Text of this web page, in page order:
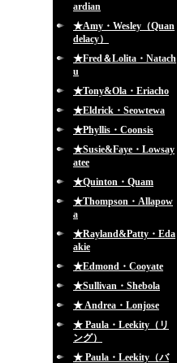
ardian
★Amy・Wesley（Quan
delacy）
★Fred＆Lolita・Natach
u
★Tony&Ola・Eriacho
★Eldrick・Seowtewa
★Phyllis・Coonsis
★Susie&Faye・Lowsay
atee
★Quinton・Quam
★Thompson・Allapow
a
★Rayland&Patty・Eda
akie
★Edmond・Cooyate
★Sullivan・Shebola
★ Andrea・Lonjose
★ Paula・Leekity（リ
ング）
★ Paula・Leekity（バ